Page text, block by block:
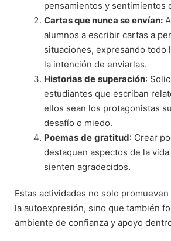
pensamientos y sentimientos
Cartas que nunca se envían:
alumnos a escribir cartas a
situaciones, expresando todo
la intención de enviarlas.
Historias de superación:
estudiantes que escriban
ellos sean los protagonistas
desafío o miedo.
Poemas de gratitud: Crear
destaquen aspectos de la
sienten agradecidos.
Estas actividades no solo
la autoexpresión, sino que también
ambiente de confianza y apoyo